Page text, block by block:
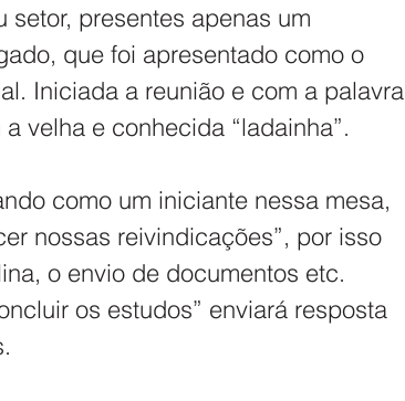
presentes apenas um
que foi apresentado como o
Iniciada a reunião e com a palavra
velha e conhecida “ladainha”.
como um iniciante nessa mesa,
nossas reivindicações”, por isso
o envio de documentos etc.
os estudos” enviará resposta